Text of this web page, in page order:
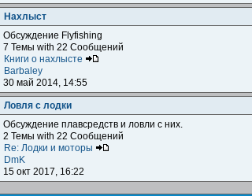
Нахлыст
Обсуждение Flyfishing
7 Темы with 22 Сообщений
Книги о нахлысте
Barbaley
30 май 2014, 14:55
Ловля с лодки
Обсуждение плавсредств и ловли с них.
2 Темы with 22 Сообщений
Re: Лодки и моторы
DmK
15 окт 2017, 16:22